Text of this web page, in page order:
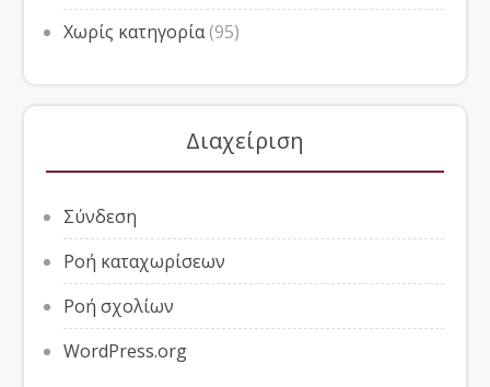
Χωρίς κατηγορία(95)
Διαχείριση
Σύνδεση
Ροή καταχωρίσεων
Ροή σχολίων
WordPress.org